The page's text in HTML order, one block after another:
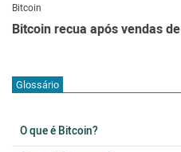
Bitcoin
Bitcoin recua após vendas
Glossário
O que é Bitcoin?